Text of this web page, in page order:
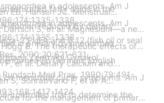
in adolescents. Am J
1338.
fatty acids in the
in adolescents. Am J
1338.
EB, Hansen JC. Menstrual
women reduced by dietary
3 PUFA and B 12 (fish oil or seal
2000;20:621-631.
Dartsch S, et al. Magnesium—a new
in primary dysmenorrhea
Zentralbl Gynakol.
Hogg B. The therapeutic effects of
[in German; English
Med Prax. 1990;79:491-
P, et al. Dietary calcium and
on menstrual cycle symptoms. Am J
1424.
S, Sohrabvand F, et al. A
controlled trial to determine the
for the management of primary